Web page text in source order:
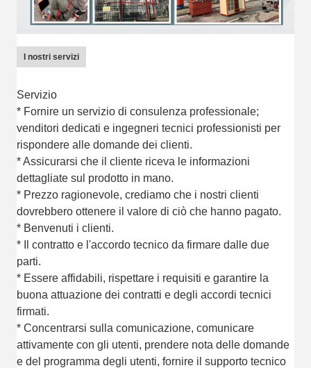
I nostri servizi
Servizio
* Fornire un servizio di consulenza professionale;
venditori dedicati e ingegneri tecnici professionisti per
rispondere alle domande dei clienti.
* Assicurarsi che il cliente riceva le informazioni
dettagliate sul prodotto in mano.
* Prezzo ragionevole, crediamo che i nostri clienti
dovrebbero ottenere il valore di ciò che hanno pagato.
* Benvenuti i clienti.
* Il contratto e l'accordo tecnico da firmare dalle due
parti.
* Essere affidabili, rispettare i requisiti e garantire la
buona attuazione dei contratti e degli accordi tecnici
firmati.
* Concentrarsi sulla comunicazione, comunicare
attivamente con gli utenti, prendere nota delle domande
e del programma degli utenti, fornire il supporto tecnico